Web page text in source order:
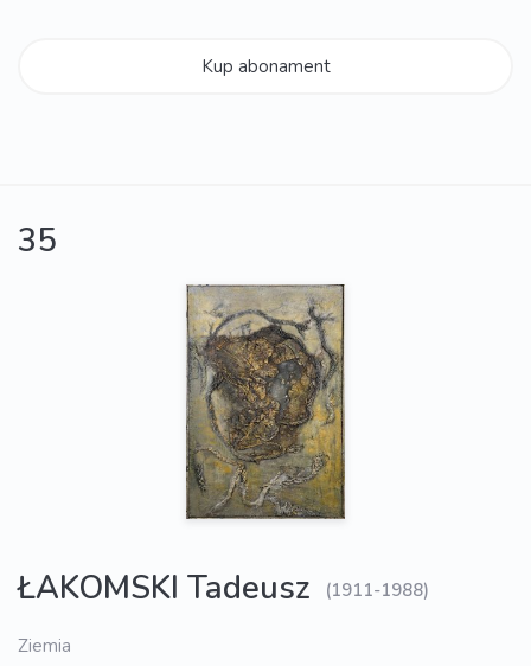
Kup abonament
35
ŁAKOMSKI Tadeusz (1911-1988)
Ziemia